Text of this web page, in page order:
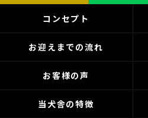
コンセプト
お迎えまでの流れ
お客様の声
当犬舎の特徴